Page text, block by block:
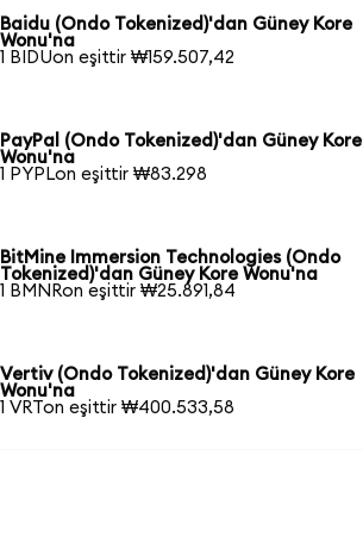
Baidu (Ondo Tokenized)'dan Güney Kore
Wonu'na
1 BIDUon eşittir ₩159.507,42
PayPal (Ondo Tokenized)'dan Güney Kore
Wonu'na
1 PYPLon eşittir ₩83.298
BitMine Immersion Technologies (Ondo
Tokenized)'dan Güney Kore Wonu'na
1 BMNRon eşittir ₩25.891,84
Vertiv (Ondo Tokenized)'dan Güney Kore
Wonu'na
1 VRTon eşittir ₩400.533,58